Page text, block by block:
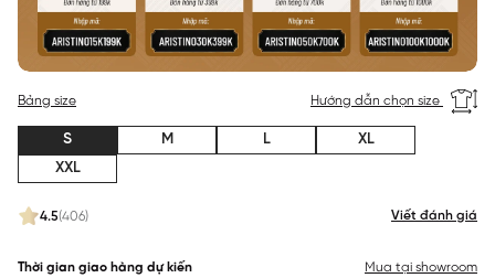
4.5(406) Viết đánh giá
Bảng size Hướng dẫn chọn size
S M L
XL
XXL
Thời gian giao hàng dự kiến
Mua tại showroom